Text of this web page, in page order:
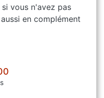
vous n'avez pas
en complément